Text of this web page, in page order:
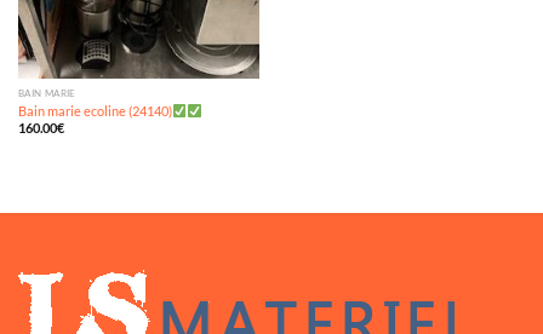
BAIN MARIE
Bain marie ecoline (24140)
160.00€